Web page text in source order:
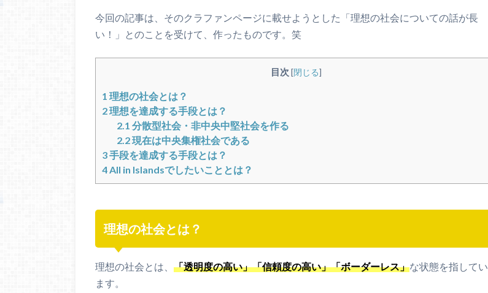
今回の記事は、そのクラファンページに載せようとした「理想の社会についての話が長
い！」とのことを受けて、作ったものです。笑
目次 [閉じる]
1 理想の社会とは？
2理想を達成する手段とは？
2.1 分散型社会・非中央中堅社会を作る
2.2現在は中央集権社会である
3手段を達成する手段とは？
4All in Islandsでしたいこととは？
理想の社会とは？
理想の社会とは、 「透明度の高い」「信頼度の高い」「ボーダーレス」な状態を指してい
ます。